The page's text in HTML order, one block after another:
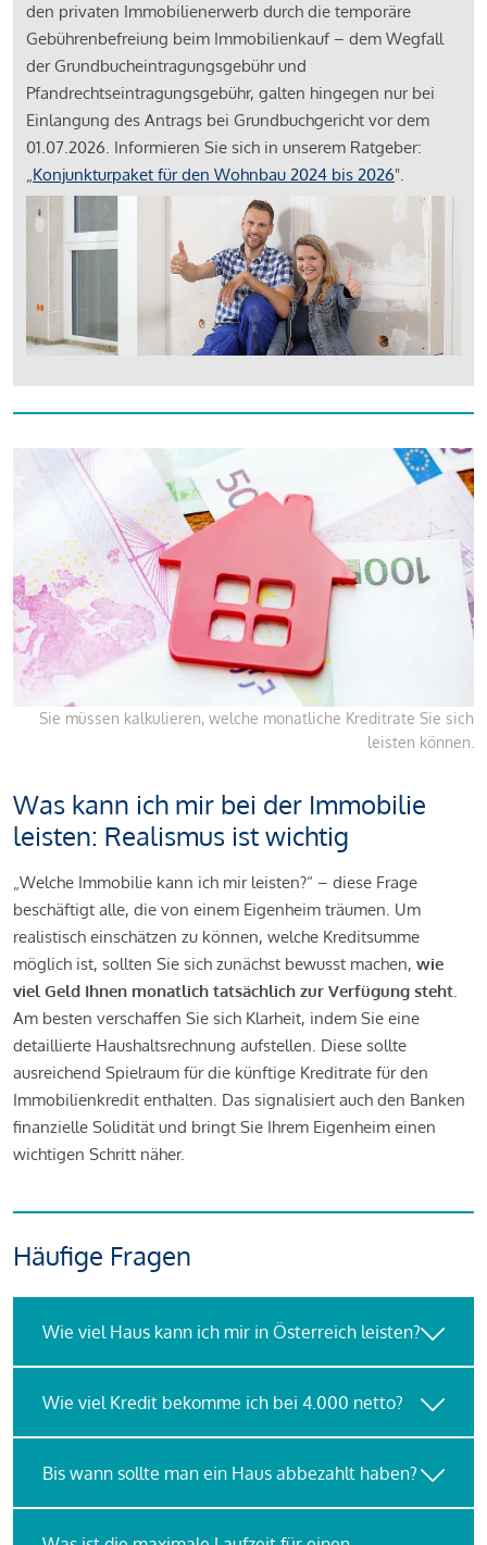
den privaten Immobilienerwerb durch die temporäre
Gebührenbefreiung beim Immobilienkauf – dem Wegfall
der Grundbucheintragungsgebühr und
Pfandrechtseintragungsgebühr, galten hingegen nur bei
Einlangung des Antrags bei Grundbuchgericht vor dem
01.07.2026. Informieren Sie sich in unserem Ratgeber:
„Konjunkturpaket für den Wohnbau 2024 bis 2026".
Sie müssen kalkulieren, welche monatliche Kreditrate Sie sich
leisten können.
Was kann ich mir bei der Immobilie
leisten: Realismus ist wichtig
„Welche Immobilie kann ich mir leisten?“ – diese Frage
beschäftigt alle, die von einem Eigenheim träumen. Um
realistisch einschätzen zu können, welche Kreditsumme
möglich ist, sollten Sie sich zunächst bewusst machen, wie
viel Geld Ihnen monatlich tatsächlich zur Verfügung steht.
Am besten verschaffen Sie sich Klarheit, indem Sie eine
detaillierte Haushaltsrechnung aufstellen. Diese sollte
ausreichend Spielraum für die künftige Kreditrate für den
Immobilienkredit enthalten. Das signalisiert auch den Banken
finanzielle Solidität und bringt Sie Ihrem Eigenheim einen
wichtigen Schritt näher.
Häufige Fragen
Wie viel Haus kann ich mir in Österreich leisten?
Wie viel Kredit bekomme ich bei 4.000 netto?
Bis wann sollte man ein Haus abbezahlt haben?